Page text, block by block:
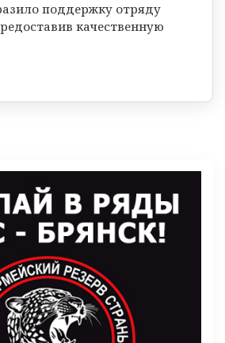
поддержку отряду
качественную